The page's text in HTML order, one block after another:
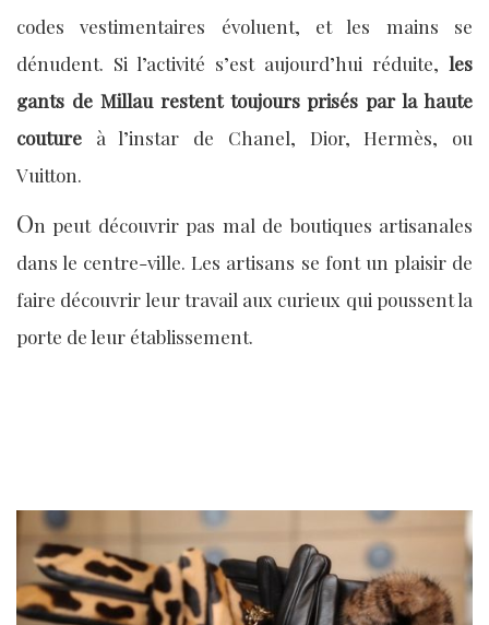
codes vestimentaires évoluent, et les mains se
dénudent. Si l’activité s’est aujourd’hui réduite, les
gants de Millau restent toujours prisés par la haute
couture à l’instar de Chanel, Dior, Hermès, ou
Vuitton.
On peut découvrir pas mal de boutiques artisanales
dans le centre-ville. Les artisans se font un plaisir de
faire découvrir leur travail aux curieux qui poussent la
porte de leur établissement.